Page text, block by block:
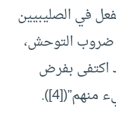
في الصليبيين
ضروب التوحش،
اكتفى بفرض
منهم”([4]
).